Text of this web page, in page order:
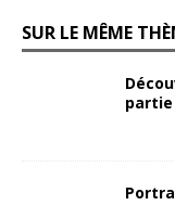
SUR LE MÊME
partie